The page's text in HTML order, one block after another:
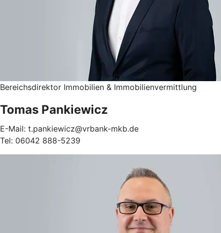
Bereichsdirektor Immobilien & Immobilienvermittlung
Tomas Pankiewicz
E-Mail: t.pankiewicz@vrbank-mkb.de
Tel: 06042 888-5239